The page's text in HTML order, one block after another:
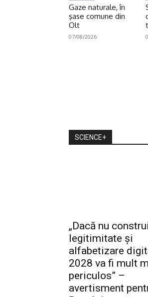
Gaze naturale, în
şase comune din
Olt
07/08/2026
SCIENCE+
„Dacă nu
legitimitate și
alfabetizare
2028 va fi mult
periculos” –
avertisment